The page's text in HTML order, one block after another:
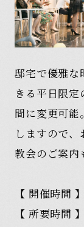
邸宅で優雅な
きる平日限
間に変更可能
しますので
教会のご案内
【 開催時間
【 所要時間